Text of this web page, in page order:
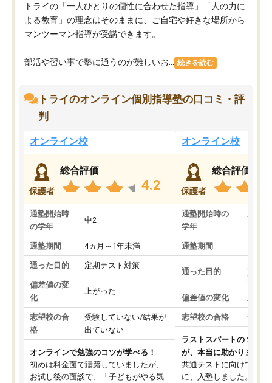
トライの「一人ひとりの個性に合わせた指導」「人の力に
よる教育」の理念はそのままに、ご自宅や好きな場所から
マンツーマン指導が受講できます。
部活や習い事で塾に通うのが難しいお... 続きを読む
トライのオンライン個別指導塾の口コミ・評
判
オンライン校
保護者
総合評価
4.2
通塾開始時
の学年
中2
通塾期間 4ヵ月～1年未満
通った目的 定期テスト対策
偏差値の変
化
上がった
志望校の合
格
受験していない/結果が
出ていない
オンラインで勉強のコツが学べる！
初めは料金面で躊躇していましたが、
お試し後の面談で、「子どもがやる気
オンライン校
保護者
総合評価
通塾開始時の
学年
高3
通塾期間 1～3
通った目的
大学
対策
偏差値の変化
志望校の合格 合格
ラストスパートの１か月
が、本当に助かりました
共通テストに向けての追
に、入塾しました。田舎